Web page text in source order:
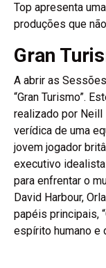
Top apresenta
produções que
Gran
A abrir as
“Gran Turismo”.
realizado por Neill
verídica de uma
jovem jogador
executivo
para enfrentar o
David Harbour,
papéis principais,
espírito humano e